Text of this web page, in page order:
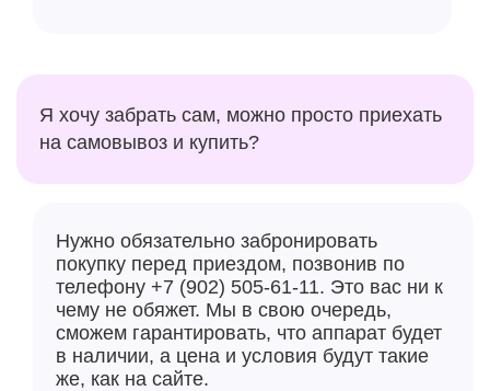
Я хочу забрать сам, можно просто приехать
на самовывоз и купить?
Нужно обязательно забронировать
покупку перед приездом, позвонив по
телефону +7 (902) 505-61-11. Это вас ни к
чему не обяжет. Мы в свою очередь,
сможем гарантировать, что аппарат будет
в наличии, а цена и условия будут такие
же, как на сайте.